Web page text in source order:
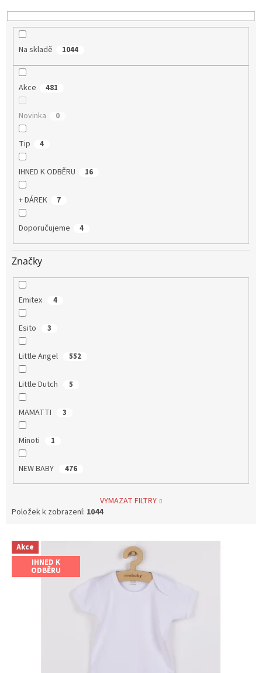
k
t
Na skladě 1044
Akce 481
Novinka 0
Tip 4
IHNED K ODBĚRU 16
+ DÁREK 7
Doporučujeme 4
Značky
Emitex 4
Esito 3
Little Angel 552
Little Dutch 5
MAMATTI 3
Minoti 1
NEW BABY 476
VYMAZAT FILTRY
Položek k zobrazení: 1044
V Akce
IHNED K
ODBĚRU